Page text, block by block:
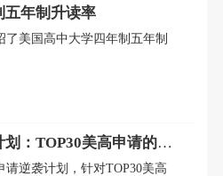
五年制升读率
美国高中大学四年制五年制
：TOP30美高申请的定
逆袭计划，针对TOP30美高